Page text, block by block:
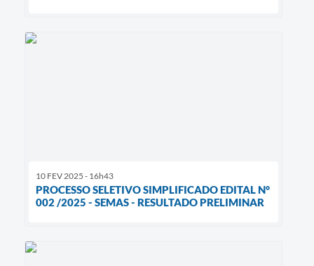
10 FEV 2025 - 16h43
PROCESSO SELETIVO SIMPLIFICADO EDITAL N°
002 /2025 - SEMAS - RESULTADO PRELIMINAR